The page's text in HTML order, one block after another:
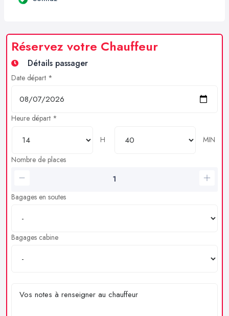
Réservez votre Chauffeur
Détails passager
Date départ *
Heure départ *
H
MIN
Nombre de places
Bagages en soutes
Bagages cabine